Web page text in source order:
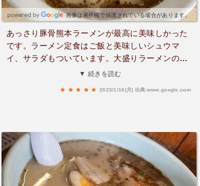
画像は著作権で保護されている場合があります。
あっさり豚骨熊本ラーメンが最高に美味しかった
です。ラーメン定食はご飯と美味しいシュウマ
イ、サラダもついています。大盛りラーメンのボ
リュームはなかなかのものです。また必ず来ま
▼ 続きを読む
2023/1/16(月) 出典:www.google.com